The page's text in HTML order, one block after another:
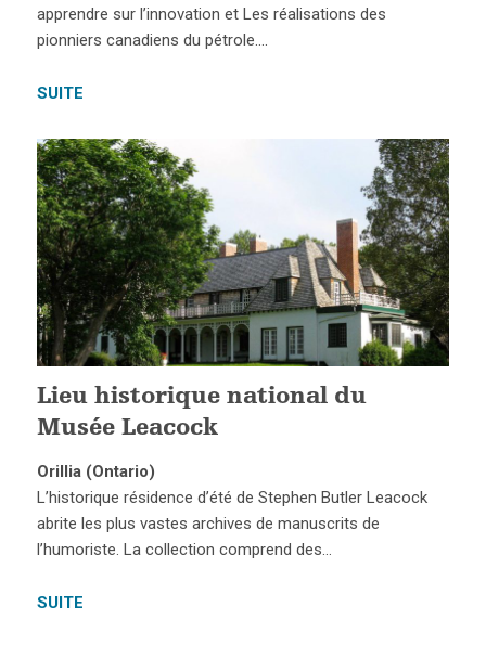
apprendre sur l’innovation et Les réalisations des
pionniers canadiens du pétrole….
SUITE
Lieu historique national du
Musée Leacock
Orillia (Ontario)
L’historique résidence d’été de Stephen Butler Leacock
abrite les plus vastes archives de manuscrits de
l’humoriste. La collection comprend des…
SUITE